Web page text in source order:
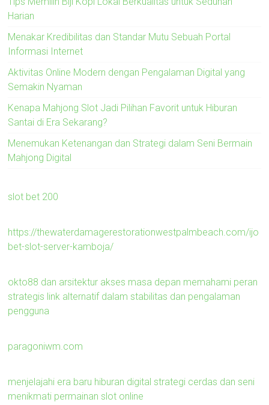
Harian
Menakar Kredibilitas dan Standar Mutu Sebuah Portal
Informasi Internet
Aktivitas Online Modern dengan Pengalaman Digital yang
Semakin Nyaman
Kenapa Mahjong Slot Jadi Pilihan Favorit untuk Hiburan
Santai di Era Sekarang?
Menemukan Ketenangan dan Strategi dalam Seni Bermain
Mahjong Digital
slot bet 200
https://thewaterdamagerestorationwestpalmbeach.com/ijo
bet-slot-server-kamboja/
okto88 dan arsitektur akses masa depan memahami peran
strategis link alternatif dalam stabilitas dan pengalaman
pengguna
paragoniwm.com
menjelajahi era baru hiburan digital strategi cerdas dan seni
menikmati permainan slot online